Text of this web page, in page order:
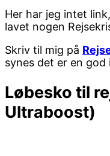
Her har jeg intet
lavet nogen
Skriv til mig på
synes det er en god
Løbesko til
Ultraboost)